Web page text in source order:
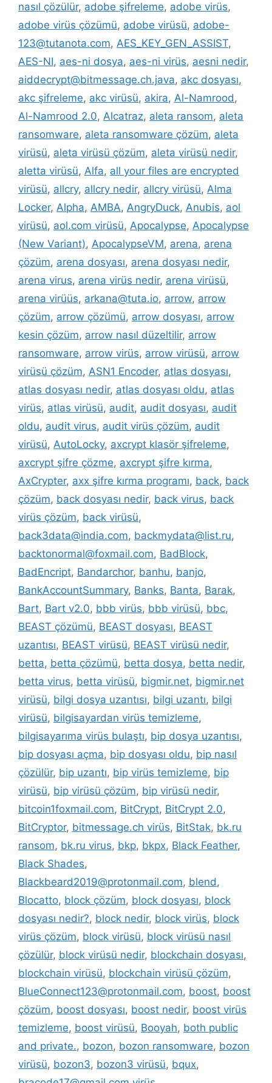
nasıl çözülür, adobe şifreleme, adobe virüs,
adobe virüs çözümü, adobe virüsü, adobe-
123@tutanota.com, AES_KEY_GEN_ASSIST,
AES-NI, aes-ni dosya, aes-ni virüs, aesni nedir,
aiddecrypt@bitmessage.ch.java, akc dosyası,
akc şifreleme, akc virüsü, akira, Al-Namrood,
Al-Namrood 2.0, Alcatraz, aleta ransom, aleta
ransomware, aleta ransomware çözüm, aleta
virüsü, aleta virüsü çözüm, aleta virüsü nedir,
aletta virüsü, Alfa, all your files are encrypted
virüsü, allcry, allcry nedir, allcry virüsü, Alma
Locker, Alpha, AMBA, AngryDuck, Anubis, aol
virüsü, aol.com virüsü, Apocalypse, Apocalypse
(New Variant), ApocalypseVM, arena, arena
çözüm, arena dosyası, arena dosyası nedir,
arena virus, arena virüs nedir, arena virüsü,
arena virüüs, arkana@tuta.io, arrow, arrow
çözüm, arrow çözümü, arrow dosyası, arrow
kesin çözüm, arrow nasıl düzeltilir, arrow
ransomware, arrow virüs, arrow virüsü, arrow
virüsü çözüm, ASN1 Encoder, atlas dosyası,
atlas dosyası nedir, atlas dosyası oldu, atlas
virüs, atlas virüsü, audit, audit dosyası, audit
oldu, audit virus, audit virüs çözüm, audit
virüsü, AutoLocky, axcrypt klasör şifreleme,
axcrypt şifre çözme, axcrypt şifre kırma,
AxCrypter, axx şifre kırma programı, back, back
çözüm, back dosyası nedir, back virus, back
virüs çözüm, back virüsü,
back3data@india.com, backmydata@list.ru,
backtonormal@foxmail.com, BadBlock,
BadEncript, Bandarchor, banhu, banjo,
BankAccountSummary, Banks, Banta, Barak,
Bart, Bart v2.0, bbb virüs, bbb virüsü, bbc,
BEAST çözümü, BEAST dosyası, BEAST
uzantısı, BEAST virüsü, BEAST virüsü nedir,
betta, betta çözümü, betta dosya, betta nedir,
betta virus, betta virüsü, bigmir.net, bigmir.net
virüsü, bilgi dosya uzantısı, bilgi uzantı, bilgi
virüsü, bilgisayardan virüs temizleme,
bilgisayarıma virüs bulaştı, bip dosya uzantısı,
bip dosyası açma, bip dosyası oldu, bip nasıl
çözülür, bip uzantı, bip virüs temizleme, bip
virüsü, bip virüsü çözüm, bip virüsü nedir,
bitcoin1foxmail.com, BitCrypt, BitCrypt 2.0,
BitCryptor, bitmessage.ch virüs, BitStak, bk.ru
ransom, bk.ru virus, bkp, bkpx, Black Feather,
Black Shades,
Blackbeard2019@protonmail.com, blend,
Blocatto, block çözüm, block dosyası, block
dosyası nedir?, block nedir, block virüs, block
virüs çözüm, block virüsü, block virüsü nasıl
çözülür, block virüsü nedir, blockchain dosyası,
blockchain virüsü, blockchain virüsü çözüm,
BlueConnect123@protonmail.com, boost, boost
çözüm, boost dosyası, boost nedir, boost virüs
temizleme, boost virüsü, Booyah, both public
and private., bozon, bozon ransomware, bozon
virüsü, bozon3, bozon3 virüsü, bqux,